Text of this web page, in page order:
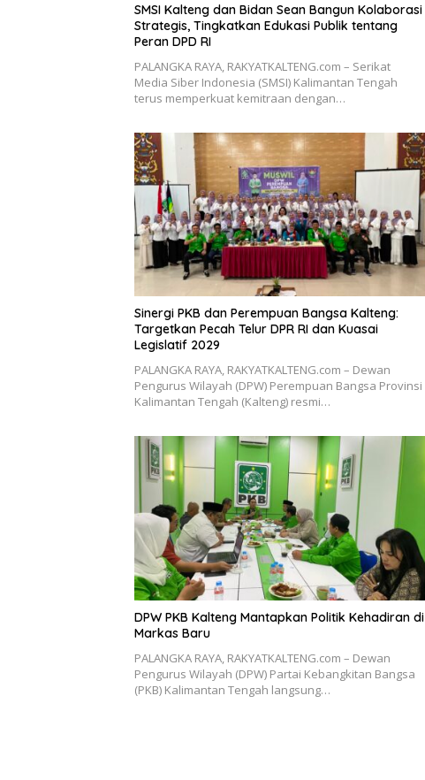
SMSI Kalteng dan Bidan Sean Bangun Kolaborasi
Strategis, Tingkatkan Edukasi Publik tentang
Peran DPD RI
PALANGKA RAYA, RAKYATKALTENG.com – Serikat
Media Siber Indonesia (SMSI) Kalimantan Tengah
terus memperkuat kemitraan dengan…
Sinergi PKB dan Perempuan Bangsa Kalteng:
Targetkan Pecah Telur DPR RI dan Kuasai
Legislatif 2029
PALANGKA RAYA, RAKYATKALTENG.com – Dewan
Pengurus Wilayah (DPW) Perempuan Bangsa Provinsi
Kalimantan Tengah (Kalteng) resmi…
DPW PKB Kalteng Mantapkan Politik Kehadiran di
Markas Baru
PALANGKA RAYA, RAKYATKALTENG.com – Dewan
Pengurus Wilayah (DPW) Partai Kebangkitan Bangsa
(PKB) Kalimantan Tengah langsung…